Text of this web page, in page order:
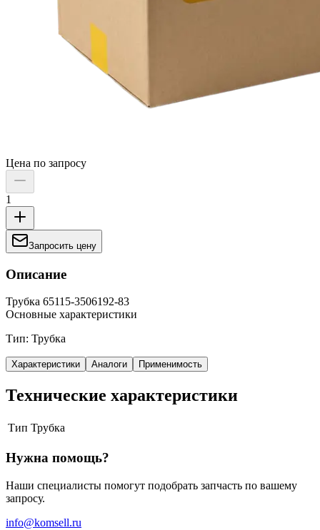
Цена по запросу
1
Запросить цену
Описание
Трубка 65115-3506192-83
Основные характеристики
Тип: Трубка
Характеристики Аналоги Применимость
Технические характеристики
Тип Трубка
Нужна помощь?
Наши специалисты помогут подобрать запчасть по вашему
запросу.
info@komsell.ru